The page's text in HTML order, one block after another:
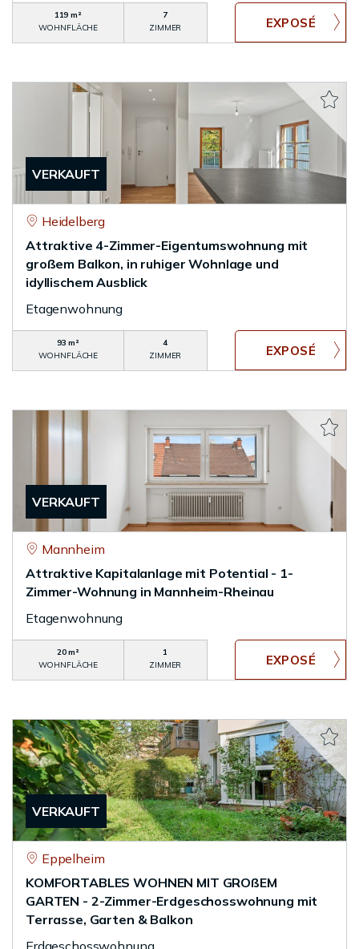
119 m²
WOHNFLÄCHE
7
ZIMMER
VERKAUFT
Heidelberg
Attraktive 4-Zimmer-Eigentumswohnung mit
großem Balkon, in ruhiger Wohnlage und
idyllischem Ausblick
Etagenwohnung
93 m²
WOHNFLÄCHE
4
ZIMMER
VERKAUFT
Mannheim
Attraktive Kapitalanlage mit Potential - 1-
Zimmer-Wohnung in Mannheim-Rheinau
Etagenwohnung
20 m²
WOHNFLÄCHE
1
ZIMMER
VERKAUFT
Eppelheim
KOMFORTABLES WOHNEN MIT GROßEM
GARTEN - 2-Zimmer-Erdgeschosswohnung mit
Terrasse, Garten & Balkon
Erdgeschosswohnung